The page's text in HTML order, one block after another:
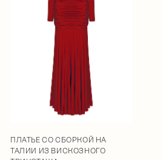
ПЛАТЬЕ СО СБОРКОЙ НА
ТАЛИИ ИЗ ВИСКОЗНОГО